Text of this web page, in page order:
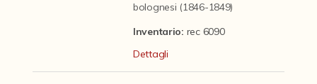
bolognesi (1846-1849)
Inventario: rec 6090
Dettagli